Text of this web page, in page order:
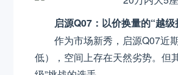
启源Q07：以价换量的“越级
作为市场新秀，启源Q07近
低），空间上存在天然劣势。但